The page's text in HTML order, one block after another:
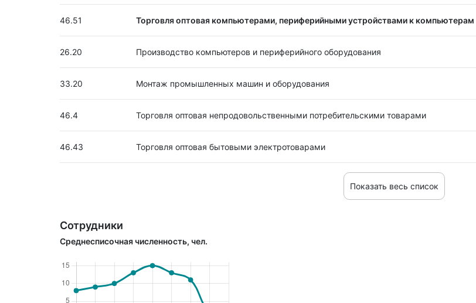
46.51 Торговля оптовая компьютерами, периферийными устройствами к
26.20 Производство компьютеров и периферийного оборудования
33.20 Монтаж промышленных машин и оборудования
46.4 Торговля оптовая непродовольственными потребительскими товарами
46.43 Торговля оптовая бытовыми электротоварами
Показать весь список
Сотрудники
Среднесписочная численность, чел.